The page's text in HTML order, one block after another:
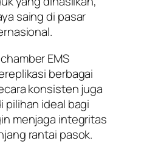
saing di pasar
EMS
berbagai
konsisten juga
pilihan ideal bagi
menjaga integritas
rantai pasok.